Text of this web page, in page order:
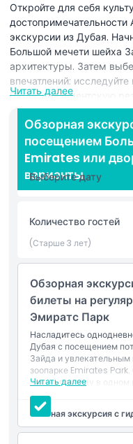
Откройте для себя
экскурсии из Дубая.
Большой мечети шейха
архитектуры. Затем
впечатлений:
Ватан, президентскую
и управлением, или
в зоопарке Emirates
сотен животных и
также включены
Даби, фотостоп у отеля
Деревни наследия.
предоставляется
водителем-гидом. Для
группе присоединятся
подходящее для семей,
Основные моменты
Включено
Время подачи Время
Читать далее
Обзорная
посещением
Emirates или
варианты
Выберите дату
Количество гостей
(Старше 3 лет)
Обзорная
билеты на
Эмиратс Парк
Насладитесь
Дубая с посещением
Зайда и
зоопарке Emirates
дикую природу в одном
Включен перерыв на
Читать далее
Включено в стоимость
Трансфер от и до
Посещение
Частная экскурсия с